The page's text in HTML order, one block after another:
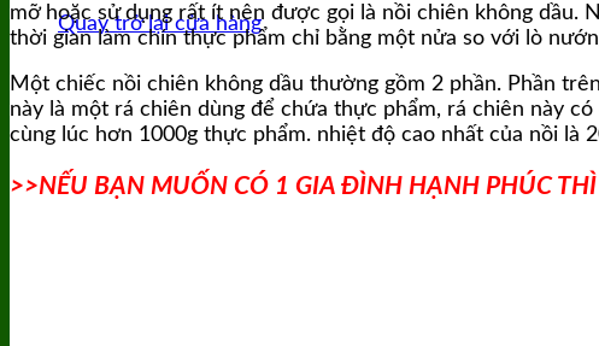
Quay trở lại cửa hàng
mỡ hoặc sử dụng rất ít nên được gọi là nồi chiên không dầu.
thời gian làm chín thực phẩm chỉ bằng một nửa so với lò
Một chiếc nồi chiên không dầu thường gồm 2 phần. Phần
này là một rá chiên dùng để chứa thực phẩm, rá chiên này
cùng lúc hơn 1000g thực phẩm. nhiệt độ cao nhất của nồi là
>>NẾU BẠN MUỐN CÓ 1 GIA ĐÌNH HẠNH PHÚC THÌ